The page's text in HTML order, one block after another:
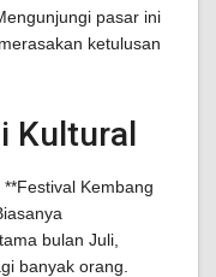
pasar ini
ketulusan
Kultural
Kembang
bulan Juli,
banyak orang.